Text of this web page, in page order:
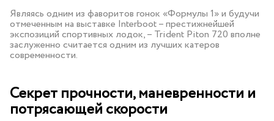
Являясь одним из фаворитов гонок «Формулы 1» и будучи
отмеченным на выставке Interboot – престижнейшей
экспозиций спортивных лодок, – Trident Piton 720 вполне
заслуженно считается одним из лучших катеров
современности.
Секрет прочности, маневренности и
потрясающей скорости